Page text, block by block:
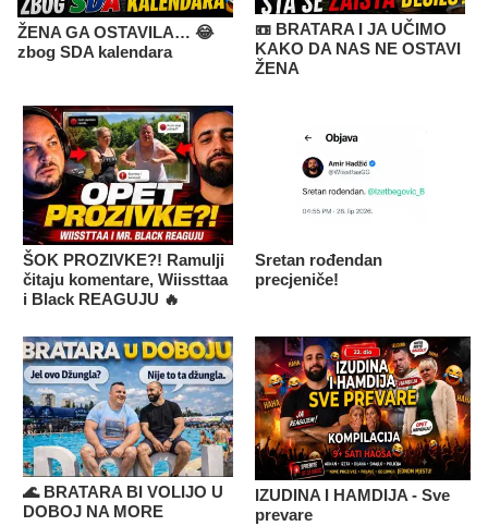
ŽENA GA OSTAVILA… 😂
zbog SDA kalendara
📼 BRATARA I JA UČIMO
KAKO DA NAS NE OSTAVI
ŽENA
ŠOK PROZIVKE?! Ramulji
čitaju komentare, Wiissttaa
i Black REAGUJU 🔥
Sretan rođendan
precjeniče!
🌊 BRATARA BI VOLIJO U
DOBOJ NA MORE
IZUDINA I HAMDIJA - Sve
prevare